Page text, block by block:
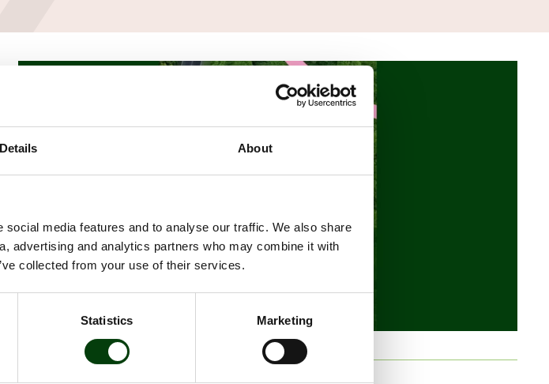
Details About
media features and to analyse our traffic. We also share
advertising and analytics partners who may combine it with
collected from your use of their services.
Statistics Marketing